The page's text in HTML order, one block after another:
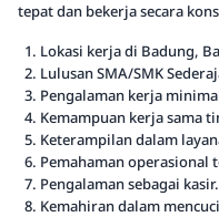
tepat dan bekerja secara
Lokasi kerja di Badung,
Lulusan SMA/SMK
Pengalaman kerja
Kemampuan kerja sama
Keterampilan dalam
Pemahaman operasional
Pengalaman sebagai kasir.
Kemahiran dalam